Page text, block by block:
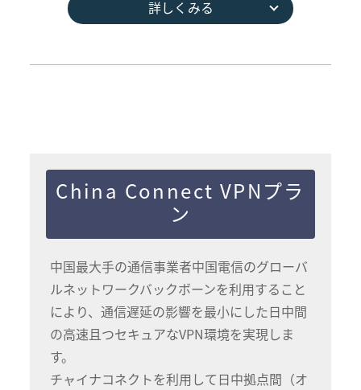
詳しくみる
China Connect VPNプラ
ン
中国最大手の通信事業者中国電信のグローバ
ルネットワークバックボーンを利用すること
により、通信遅延の影響を最小にした日中間
の高速且つセキュアなVPN環境を実現しま
す。
チャイナコネクトを利用して日中拠点間（オ